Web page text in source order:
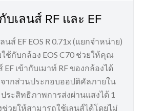
เลนส์ RF และ EF
นส์ EF EOS R 0.71x (แยกจำหน่าย)
ช้กับกล้อง EOS C70 ช่วยให้คุณ
เข้ากับเมาท์ RF ของกล้องได้
จากส่วนประกอบออปติคัลภายใน
ระสิทธิภาพการส่งผ่านแสงได้ 1
วยให้สามารถใช้เลนส์ได้โดยไม่